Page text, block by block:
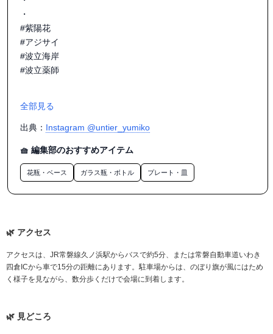
・
#紫陽花
#アジサイ
#波立海岸
#波立薬師
全部見る
出典： Instagram @untier_yumiko
🧺 編集部のおすすめアイテム
花瓶・ベース ガラス瓶・ボトル プレート・皿
アクセス
アクセスは、JR常磐線久ノ浜駅からバスで約5分、または常磐自動車道いわき
四倉ICから車で15分の距離にあります。駐車場からは、のぼり旗が風にはため
く様子を見ながら、数分歩くだけで会場に到着します。
見どころ